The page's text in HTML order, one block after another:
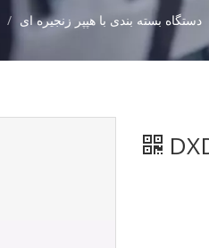
دستگاه بسته بندی با هپپر زنجیره ای /